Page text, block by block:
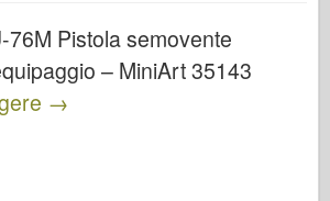
76M Pistola semovente
– MiniArt 35143
→